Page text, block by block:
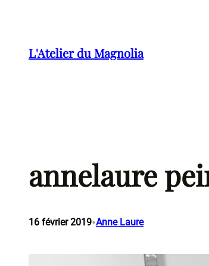
contenuL'Atelier du Magnolia
annelaure
16 février 2019•Anne Laure